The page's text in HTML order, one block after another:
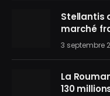
Stellantis
marché
3 septembre
La
130